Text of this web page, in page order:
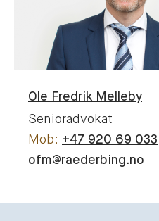
Ole Fredrik Melleby
Senioradvokat
+47 920 69 033
ofm@raederbing.no